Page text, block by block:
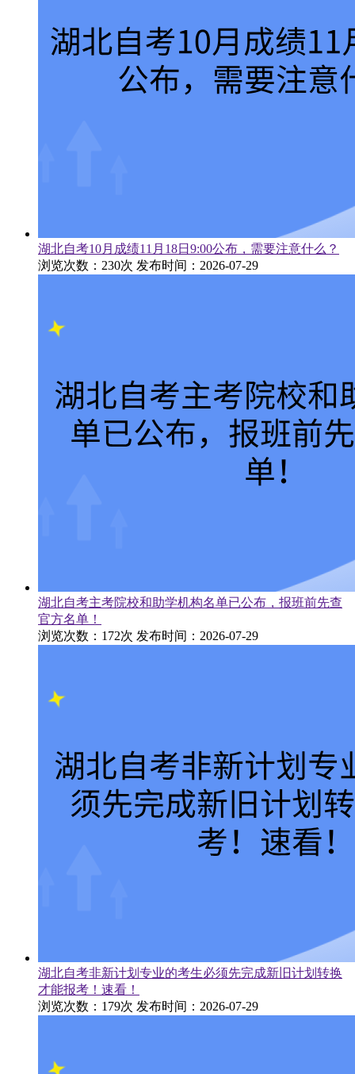
湖北自考10月成绩11月18日9:00公布，需要注意什么？
浏览次数：230次 发布时间：2026-07-29
湖北自考主考院校和助学机构名单已公布，报班前先查
官方名单！
浏览次数：172次 发布时间：2026-07-29
湖北自考非新计划专业的考生必须先完成新旧计划转换
才能报考！速看！
浏览次数：179次 发布时间：2026-07-29